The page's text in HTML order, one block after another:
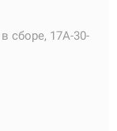
сборе, 17A-30-